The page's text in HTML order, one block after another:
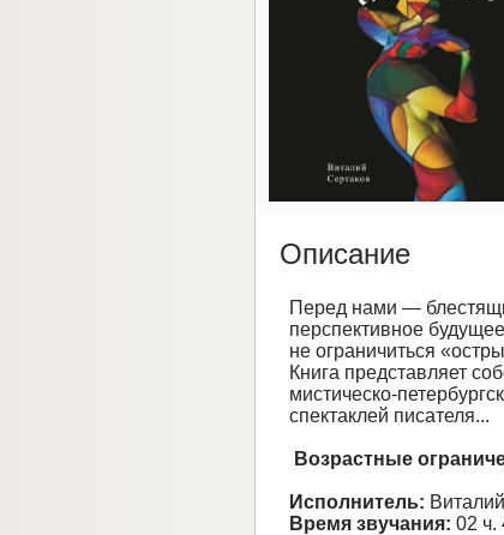
Описание
Перед нами —
перспективное
не ограничиться
Книга представляет
мистическо-
спектаклей писателя...
Возрастные
Исполнитель:
Время звучания:02 ч.